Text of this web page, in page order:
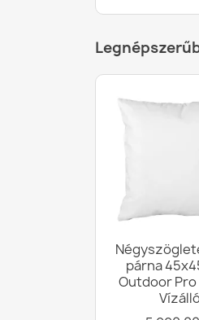
párna
Outdoor